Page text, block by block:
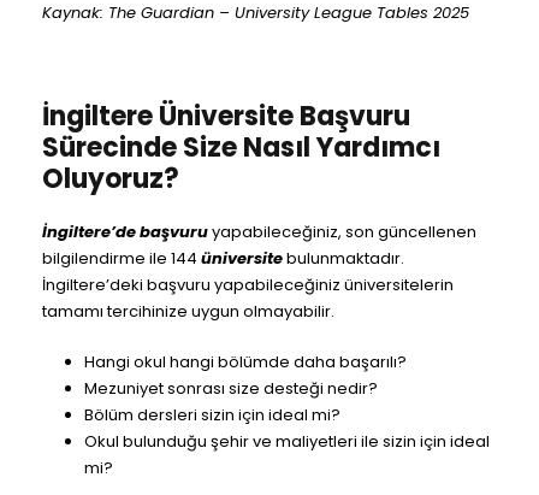
Kaynak: The Guardian – University League Tables 2025
İngiltere Üniversite Başvuru
Sürecinde Size Nasıl Yardımcı
Oluyoruz?
İngiltere’de başvuruyapabileceğiniz, son güncellenen
bilgilendirme ile 144 üniversitebulunmaktadır.
İngiltere’deki başvuru yapabileceğiniz üniversitelerin
tamamı tercihinize uygun olmayabilir.
Hangi okul hangi bölümde daha başarılı?
Mezuniyet sonrası size desteği nedir?
Bölüm dersleri sizin için ideal mi?
Okul bulunduğu şehir ve maliyetleri ile sizin için ideal
mi?